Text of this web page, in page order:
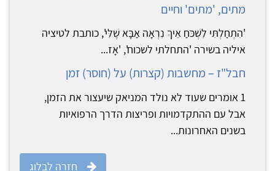
מתים, 'מתים' וחיים
'הִתְחַלְתִּי לִשְׁכֺּחַ אֵיךְ נִרְאָה אַבָּא שֶׁלִּי', כותבת לטיציה
איליה בשירה 'התחלתי לשכוח', 'אָז...
חבל"ז – מחשבות (קצרות) על (חוסר) זמן
1 אומרים שעוד לא נולד המניאק שיעצור את הזמן,
אבל עם ההתקדמויות ופריצות הדרך הרפואיות
בשנים האחרונות...
חזרה לבלוג